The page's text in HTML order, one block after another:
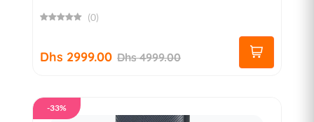
(0)
Dhs 2999.00 Dhs 4999.00
-33%